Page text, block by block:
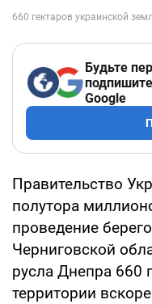
Будьте
Google
Правительство
полутора
проведение
Черниговской
русла Днепра 660
территории